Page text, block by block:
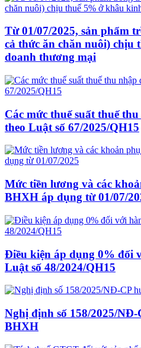
Từ 01/07/2025, sản phẩm
cả thức ăn chăn nuôi) chịu
doanh thương mại
Các mức thuế suất thuế
theo Luật số 67/2025/QH15
Mức tiền lương và các
BHXH áp dụng từ 01/07/
Điều kiện áp dụng 0% đối
Luật số 48/2024/QH15
Nghị định số 158/2025/
BHXH